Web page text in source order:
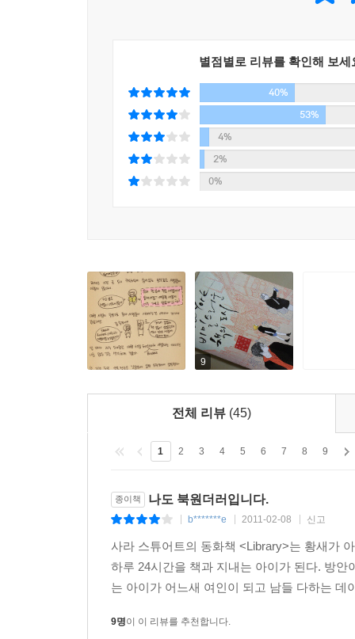
James Cummins Bookseller
Bluestockings
Day 1 타임머신, 혹은 긴 꿈
Blind Tiger
Day 2 미래 때문에 바뀐 현재
Argosy Bookstore
에필로그다시는 책을 사지 않겠어
문화상품이다. 배터리나 플레이어가 필요 없다.
사랑은 급격하게 식을지 모르지만, 사랑이 끝나기
_에필로그
Book Wanderers 픽션과 에세이의 절묘한 결합,
: 종이책의 종말을 막아줄 책을 찾아 헤매는 세 명
뉴욕에 도착한 첫날, 바에 들러 맥주를 마시는 장
예감.
저자는 여행기의 기본에 충실하되 픽션을 가미
탈바꿈시켰다. 《도서관을 태우다》라는 소설
막으려는 제니스, 그리고 서진처럼 《도서관을
이 책에서 ‘세상의 모든 책이 사라진다면’이라는
책을 고르고 읽는 아주 일상적인 행위에 대해
사라져간다는 것이 어떤 것일까에 대한 질문을 스
뉴욕 서점에 대한 기사를 쓰기 위해 뉴욕에 도착
소설을 완성하는 것이다. 서진은 도착 첫날 제니
권을 구하겠느냐고 묻고 다닌다. 그러면서 아
《도서관을 태우다》라는 작품이 완성되는 것
미래에서 온 여자? 서진은 제니스의 말을 반신
별점별로 리뷰를 확인해 보세
40%
53%
4%
2%
0%
9
전체 리뷰 (45)
1 2 3 4 5 6 7 8 9
종이책 나도 북원더러입니다.
b*******e 2011-02-08 신고
사라 스튜어트의 동화책 <Library>는 황새가
하루 24시간을 책과 지내는 아이가 된다. 방
는 아이가 어느새 여인이 되고 남들 다하는
9명이 이 리뷰를 추천합니다.